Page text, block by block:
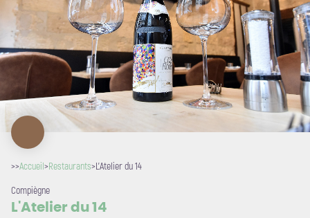
>>Accueil>Restaurants>L'Atelier du 14
Compiègne
L'Atelier du 14